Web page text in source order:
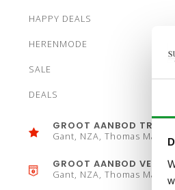
HAPPY DEALS
HERENMODE
SALE
DEALS
GROOT AANBOD TRUIEN
Gant, NZA, Thomas Maine
GROOT AANBOD
Gant, NZA, Thomas Maine